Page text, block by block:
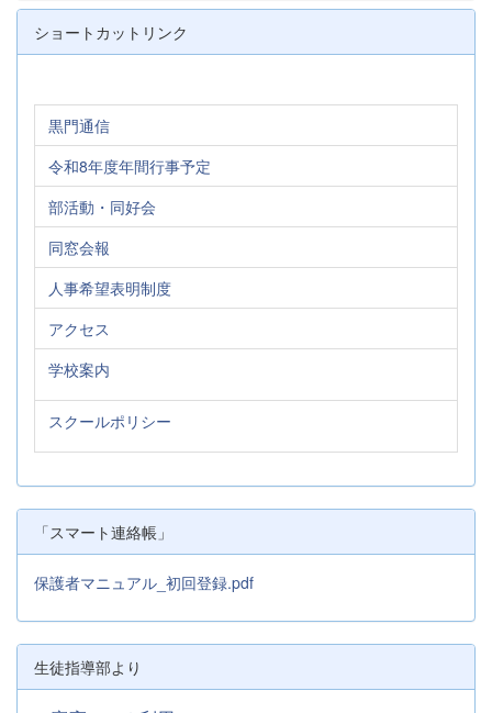
ショートカットリンク
黒門通信
令和8年度年間行事予定
部活動・同好会
同窓会報
人事希望表明制度
アクセス
学校案内
スクールポリシー
「スマート連絡帳」
保護者マニュアル_初回登録.pdf
生徒指導部より